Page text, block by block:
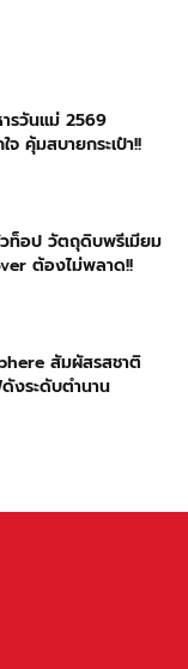
รวันแม่ 2569
คุ้มสบายกระเป๋า!!
ท็อป วัตถุดิบพรีเมียม
ต้องไม่พลาด!!
สัมผัสรสชาติ
งระดับตำนาน